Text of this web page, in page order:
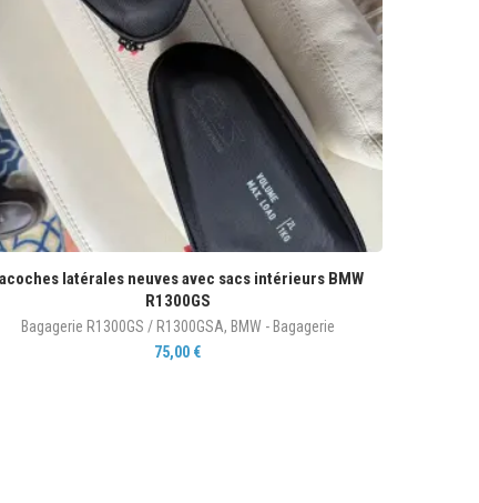
latérales neuves avec sacs intérieurs BMW
R1300GS
Bagagerie R1300GS / R1300GSA, BMW - Bagagerie
75,00 €